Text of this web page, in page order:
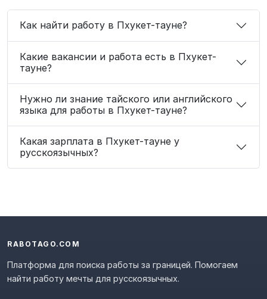
Как найти работу в Пхукет-тауне?
Какие вакансии и работа есть в Пхукет-
тауне?
Нужно ли знание тайского или английского
языка для работы в Пхукет-тауне?
Какая зарплата в Пхукет-тауне у
русскоязычных?
RABOTAGO.COM
Платформа для поиска работы за границей. Помогаем
найти работу мечты для русскоязычных.